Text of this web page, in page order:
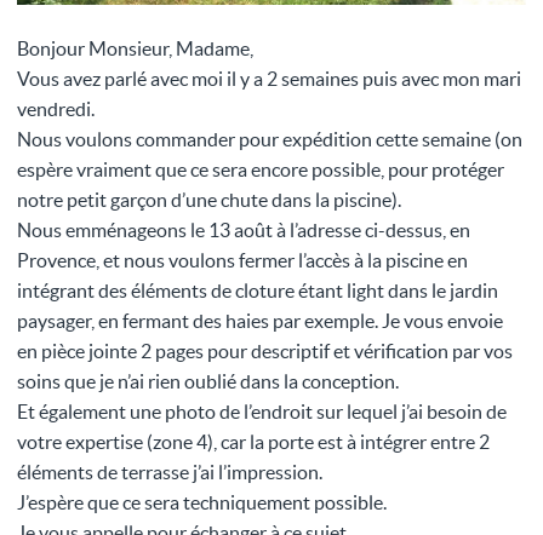
Bonjour Monsieur, Madame,
Vous avez parlé avec moi il y a 2 semaines puis avec mon mari
vendredi.
Nous voulons commander pour expédition cette semaine (on
espère vraiment que ce sera encore possible, pour protéger
notre petit garçon d’une chute dans la piscine).
Nous emménageons le 13 août à l’adresse ci-dessus, en
Provence, et nous voulons fermer l’accès à la piscine en
intégrant des éléments de cloture étant light dans le jardin
paysager, en fermant des haies par exemple. Je vous envoie
en pièce jointe 2 pages pour descriptif et vérification par vos
soins que je n’ai rien oublié dans la conception.
Et également une photo de l’endroit sur lequel j’ai besoin de
votre expertise (zone 4), car la porte est à intégrer entre 2
éléments de terrasse j’ai l’impression.
J’espère que ce sera techniquement possible.